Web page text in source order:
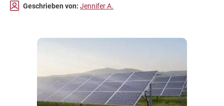
Geschrieben von: Jennifer A.